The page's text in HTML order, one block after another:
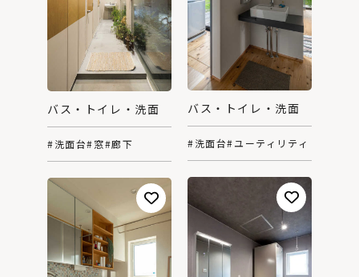
バス・トイレ・洗面
#洗面台#ユーティリティ
バス・トイレ・洗面
#洗面台#窓#廊下